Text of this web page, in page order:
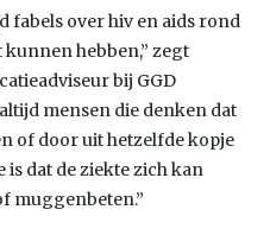
fabels over hiv en aids rond
hebben,” zegt
bij GGD
mensen die denken dat
of door uit hetzelfde kopje
dat de ziekte zich kan
muggenbeten.”